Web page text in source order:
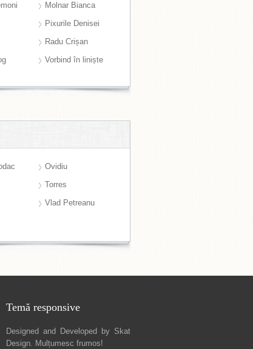
Molnar Bianca
Pixurile Denisei
Radu Crișan
Vorbind în liniște
Ovidiu
Torres
Vlad Petreanu
Temă responsive
Designed and Developed by Skat
Design. Mulțumesc frumos!